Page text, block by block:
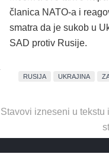
članica NATO-a i
smatra da je sukob u
SAD protiv Rusije.
RUSIJA UKRAJINA
Stavovi izneseni u tekstu